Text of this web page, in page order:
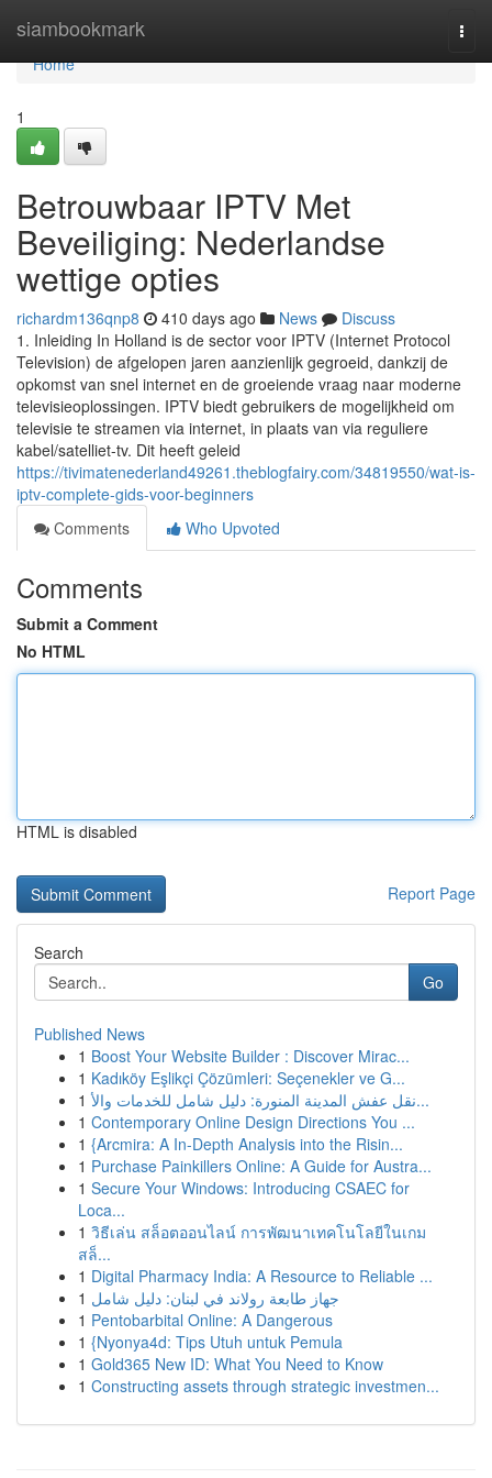
siambookmark
Home
Home
1
Betrouwbaar IPTV Met
Beveiliging: Nederlandse
wettige opties
richardm136qnp8 410 days ago News
Discuss
1. Inleiding In Holland is de sector voor IPTV (Internet Protocol
Television) de afgelopen jaren aanzienlijk gegroeid, dankzij de
opkomst van snel internet en de groeiende vraag naar moderne
televisieoplossingen. IPTV biedt gebruikers de mogelijkheid om
televisie te streamen via internet, in plaats van via reguliere
kabel/satelliet-tv. Dit heeft geleid
https://tivimatenederland49261.theblogfairy.com/34819550/wat-is-
iptv-complete-gids-voor-beginners
Comments
Who Upvoted
Comments
Submit a Comment
No HTML
HTML is disabled
Report Page
Search
Go
Published News
1 Boost Your Website Builder : Discover Mirac...
1 Kadıköy Eşlikçi Çözümleri: Seçenekler ve G...
1
نقل عفش المدينة المنورة: دليل شامل للخدمات والأ...
1 Contemporary Online Design Directions You ...
1 {Arcmira: A In-Depth Analysis into the Risin...
1 Purchase Painkillers Online: A Guide for Austra...
1 Secure Your Windows: Introducing CSAEC for
Loca...
1 วิธีเล่น สล็อตออนไลน์ การพัฒนาเทคโนโลยีในเกม
สล็...
1 Digital Pharmacy India: A Resource to Reliable ...
1 جهاز طابعة رولاند في لبنان: دليل شامل
1 Pentobarbital Online: A Dangerous
1 {Nyonya4d: Tips Utuh untuk Pemula
1 Gold365 New ID: What You Need to Know
1 Constructing assets through strategic investmen...